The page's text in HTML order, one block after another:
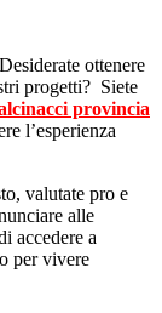
ottenere
progetti? Siete
provincia
l’esperienza
valutate pro e
alle
accedere a
per vivere